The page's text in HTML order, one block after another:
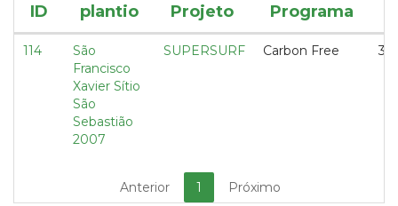
ID
plantio
Projeto Programa
114
São
Francisco
Xavier Sítio
São
Sebastião
2007
SUPERSURF Carbon Free
Anterior 1 Próximo